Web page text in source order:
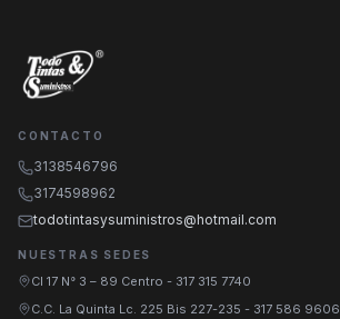
CONTACTO
3138546796
3174598962
todotintasysuministros@hotmail.com
NUESTRAS SEDES
Cl 17 N° 3 – 89 Centro - 317 315 7740
C.C. La Quinta Lc. 225 Bis 227-235 - 317 586 9606